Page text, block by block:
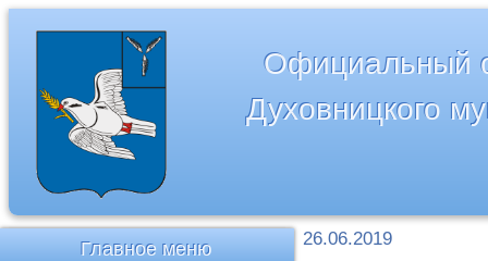
Официальный
Духовницкого
26.06.2019
Главное меню